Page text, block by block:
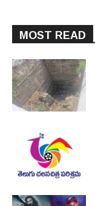
MOST READ